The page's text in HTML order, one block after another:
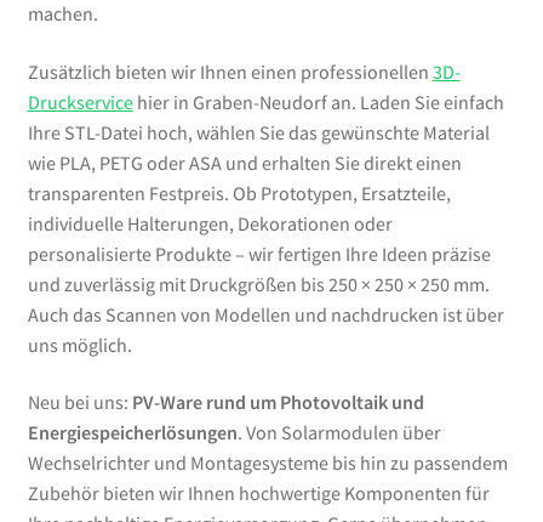
machen.
Zusätzlich bieten wir Ihnen einen professionellen 3D-
Druckservicehier in Graben-Neudorf an. Laden Sie einfach
Ihre STL-Datei hoch, wählen Sie das gewünschte Material
wie PLA, PETG oder ASA und erhalten Sie direkt einen
transparenten Festpreis. Ob Prototypen, Ersatzteile,
individuelle Halterungen, Dekorationen oder
personalisierte Produkte – wir fertigen Ihre Ideen präzise
und zuverlässig mit Druckgrößen bis 250 × 250 × 250 mm.
Auch das Scannen von Modellen und nachdrucken ist über
uns möglich.
Neu bei uns: PV-Ware rund um Photovoltaik und
Energiespeicherlösungen. Von Solarmodulen über
Wechselrichter und Montagesysteme bis hin zu passendem
Zubehör bieten wir Ihnen hochwertige Komponenten für